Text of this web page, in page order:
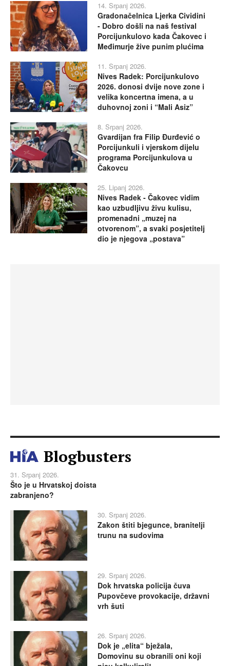
14. Srpanj 2026.
Gradonačelnica Ljerka Cividini
- Dobro došli na naš festival
Porcijunkulovo kada Čakovec i
Međimurje žive punim plućima
11. Srpanj 2026.
Nives Radek: Porcijunkulovo
2026. donosi dvije nove zone i
velika koncertna imena, a u
duhovnoj zoni i “Mali Asiz”
8. Srpanj 2026.
Gvardijan fra Filip Đurđević o
Porcijunkuli i vjerskom dijelu
programa Porcijunkulova u
Čakovcu
25. Lipanj 2026.
Nives Radek - Čakovec vidim
kao uzbudljivu živu kulisu,
promenadni „muzej na
otvorenom”, a svaki posjetitelj
dio je njegova „postava”
Blogbusters
31. Srpanj 2026.
Što je u Hrvatskoj doista
zabranjeno?
30. Srpanj 2026.
Zakon štiti bjegunce, branitelji
trunu na sudovima
29. Srpanj 2026.
Dok hrvatska policija čuva
Pupovčeve provokacije, državni
vrh šuti
26. Srpanj 2026.
Dok je „elita“ bježala,
Domovinu su obranili oni koji